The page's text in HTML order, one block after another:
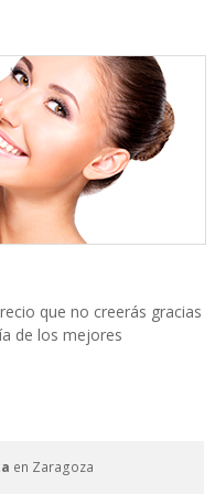
que no creerás gracias
de los mejores
en Zaragoza